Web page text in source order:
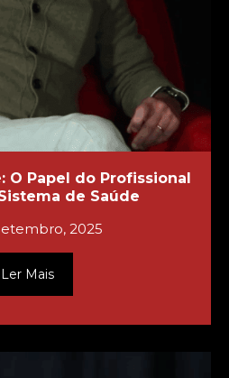
O Papel do Profissional
de Saúde
2025
Ler Mais